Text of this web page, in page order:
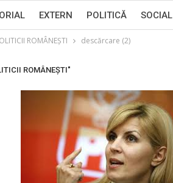
EXTERN POLITICĂ SOCIAL
ROMÂNEŞTI descărcare (2)
ROMÂNEŞTI"